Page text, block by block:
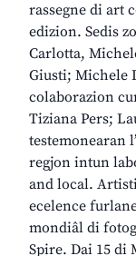
rassegne di art
edizion. Sedis
Carlotta,
Giusti; Michele
colaborazion
Tiziana Pers;
testemonearan
regjon intun
and local.
ecelence
mondiâl di
Spire. Dai 15 di